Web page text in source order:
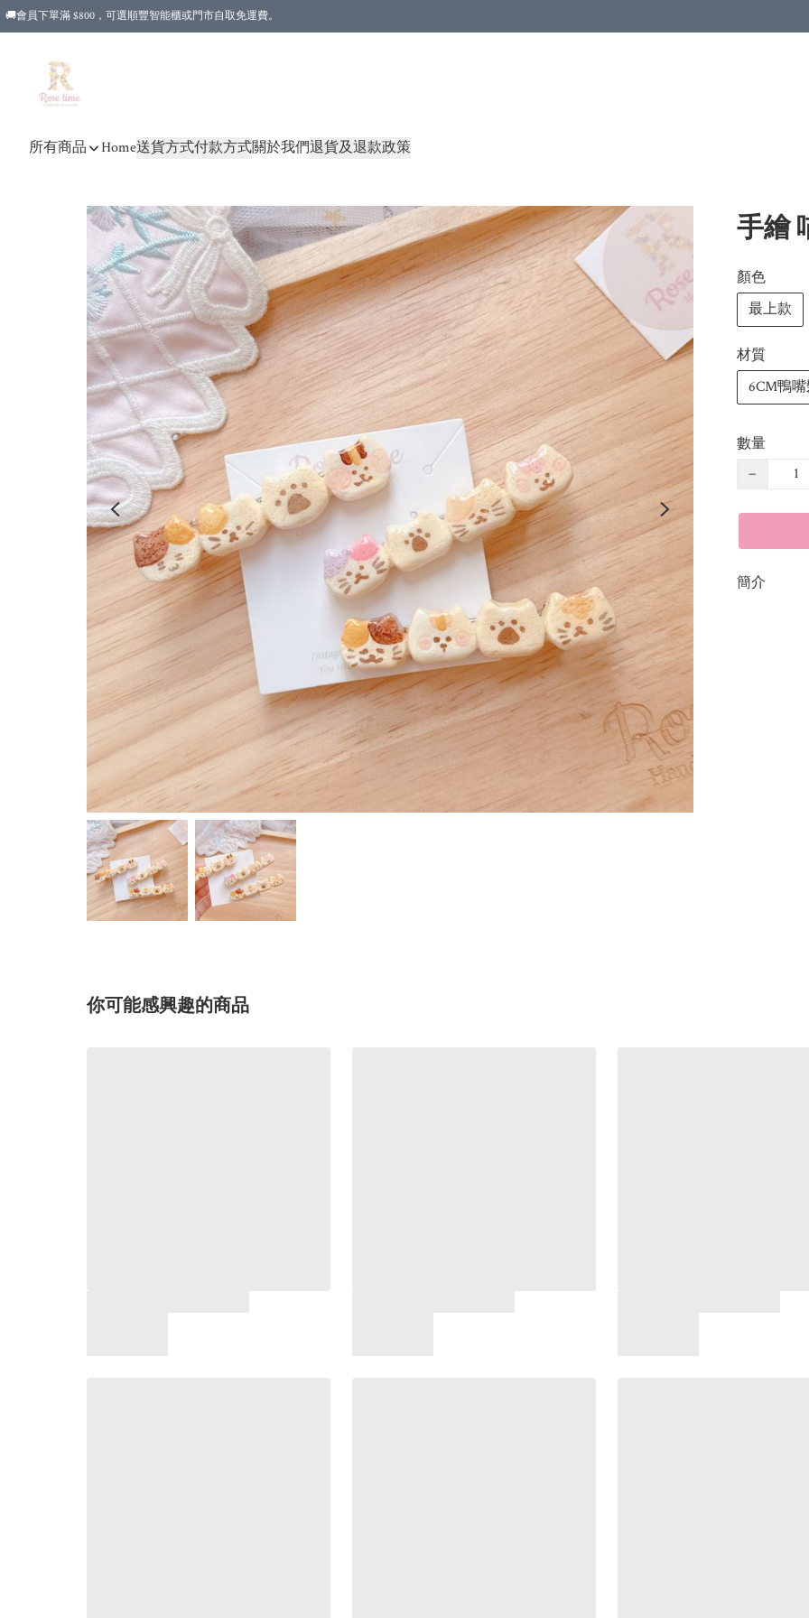
🚚會員下單滿 $800，可選順豐智能櫃或門市自取免運費。
所有商品 Home送貨方式付款方式關於我們退貨及退款政策
手繪
顏色
最上款
材質
6CM鴨
數量
−
簡介
你可能感興趣的商品